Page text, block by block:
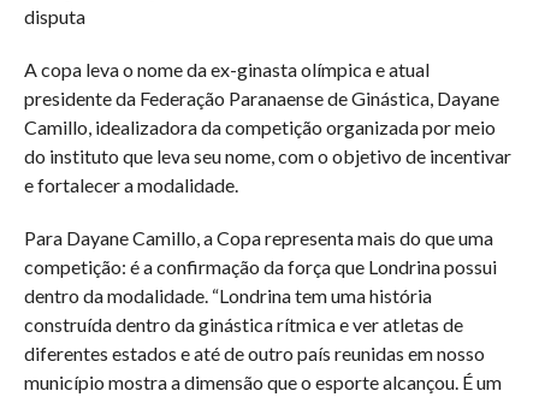
disputa
A copa leva o nome da ex-ginasta olímpica e atual
presidente da Federação Paranaense de Ginástica, Dayane
Camillo, idealizadora da competição organizada por meio
do instituto que leva seu nome, com o objetivo de incentivar
e fortalecer a modalidade.
Para Dayane Camillo, a Copa representa mais do que uma
competição: é a confirmação da força que Londrina possui
dentro da modalidade. “Londrina tem uma história
construída dentro da ginástica rítmica e ver atletas de
diferentes estados e até de outro país reunidas em nosso
município mostra a dimensão que o esporte alcançou. É um